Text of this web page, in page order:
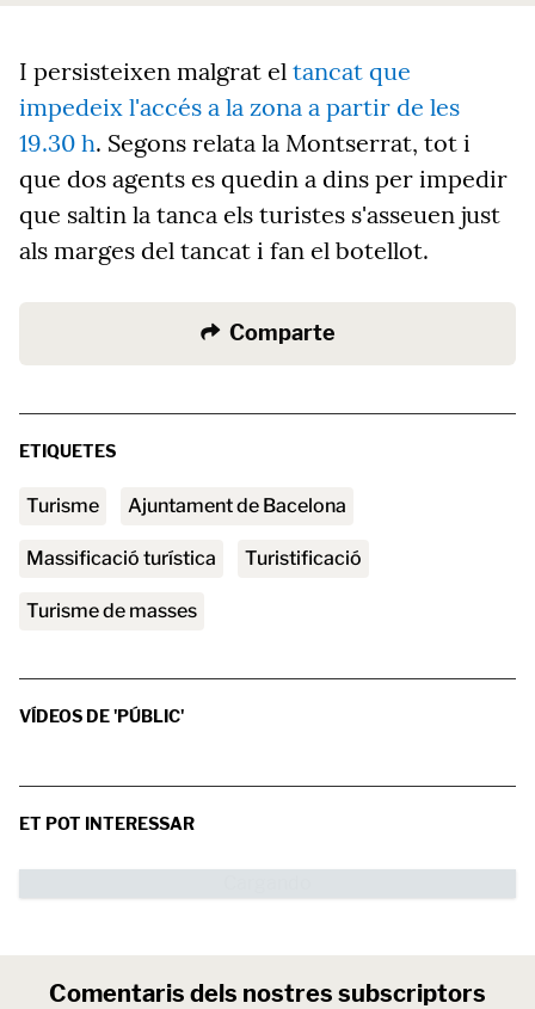
I persisteixen malgrat el tancat que
impedeix l'accés a la zona a partir de les
19.30 h. Segons relata la Montserrat, tot i
que dos agents es quedin a dins per impedir
que saltin la tanca els turistes s'asseuen just
als marges del tancat i fan el botellot.
Comparte
ETIQUETES
turisme Ajuntament de Bacelona
massificació turística turistificació
turisme de masses
VÍDEOS DE 'PÚBLIC'
ET POT INTERESSAR
Comentaris dels nostres subscriptors